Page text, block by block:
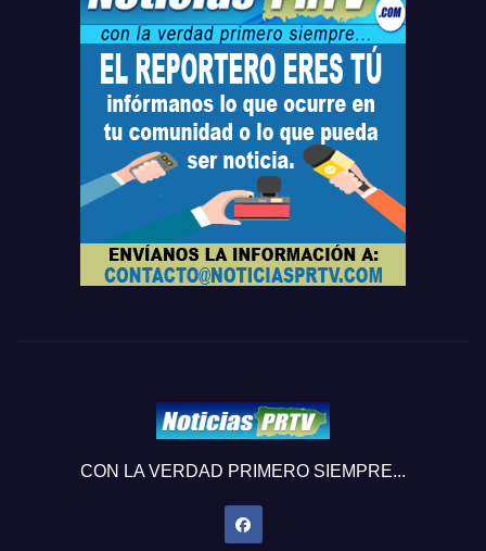
CON LA VERDAD PRIMERO SIEMPRE...